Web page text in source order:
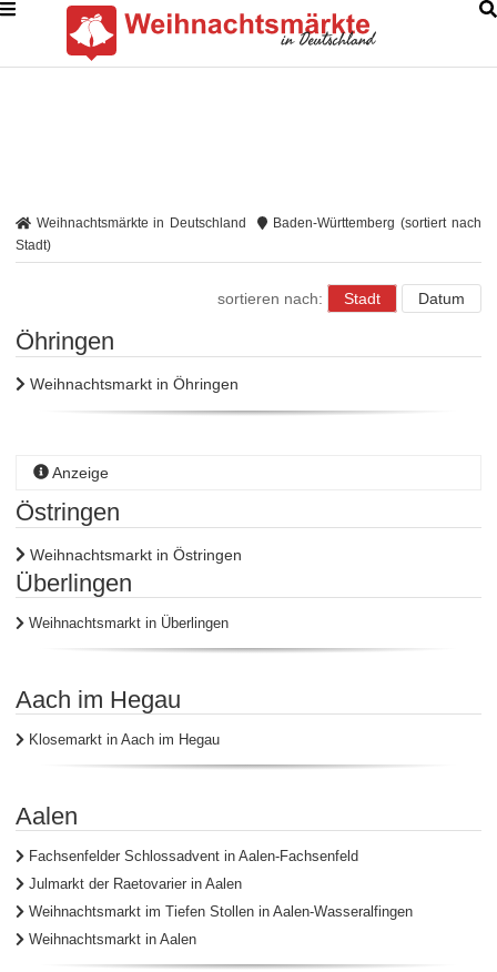
Weihnachtsmärkte in Deutschland
Baden-Württemberg (sortiert nach
Stadt)
sortieren nach: Stadt Datum
Öhringen
Weihnachtsmarkt in Öhringen
Anzeige
Östringen
Weihnachtsmarkt in Östringen
Überlingen
Weihnachtsmarkt in Überlingen
Aach im Hegau
Klosemarkt in Aach im Hegau
Aalen
Fachsenfelder Schlossadvent in Aalen-Fachsenfeld
Julmarkt der Raetovarier in Aalen
Weihnachtsmarkt im Tiefen Stollen in Aalen-Wasseralfingen
Weihnachtsmarkt in Aalen